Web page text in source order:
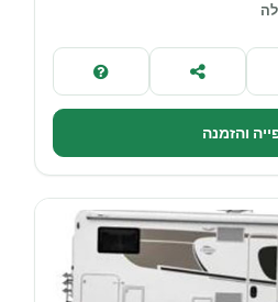
והזמנה